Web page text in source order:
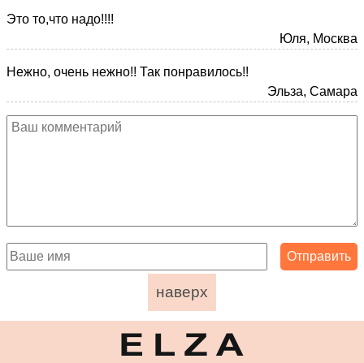
Это то,что надо!!!!
Юля, Москва
Нежно, очень нежно!! Так понравилось!!
Эльза, Самара
наверх